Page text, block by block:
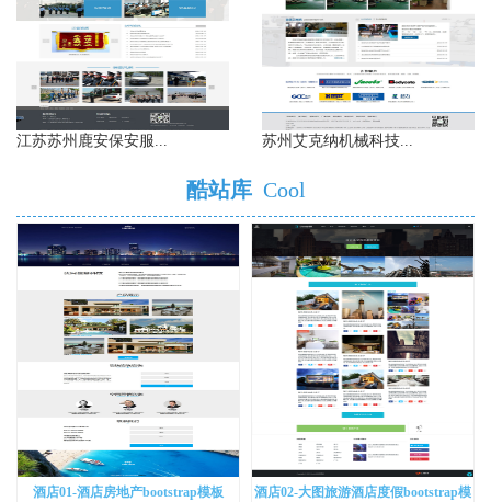
江苏苏州鹿安保安服... 苏州艾克纳机械科技...
酷站库 Cool
酒店01-酒店房地产bootstrap模板
酒店02-大图旅游酒店度假bootstrap模